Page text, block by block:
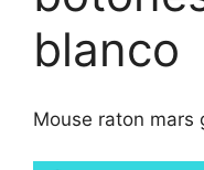
blanco
Mouse raton mars